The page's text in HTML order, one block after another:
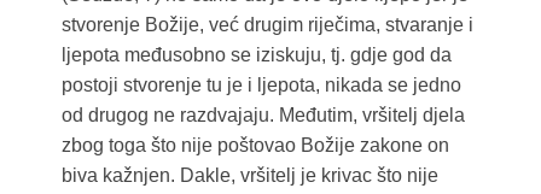
stvorenje Božije, već drugim riječima, stvaranje i
ljepota međusobno se iziskuju, tj. gdje god da
postoji stvorenje tu je i ljepota, nikada se jedno
od drugog ne razdvajaju. Međutim, vršitelj djela
zbog toga što nije poštovao Božije zakone on
biva kažnjen. Dakle, vršitelj je krivac što nije